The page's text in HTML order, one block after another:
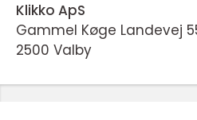
Klikko ApS
Gammel Køge Landevej
2500 Valby